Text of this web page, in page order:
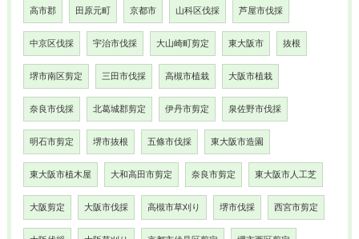
高市郡 田原元町 京都市 山科区伐採 芦屋市伐採
中京区伐採 宇治市伐採 大山崎町剪定 東大阪市 抜根
堺市南区剪定 三田市伐採 高槻市植栽 大阪市植栽
奈良市伐採 北葛城郡剪定 伊丹市剪定 泉佐野市伐採
明石市剪定 堺市抜根 五條市伐採 東大阪市造園
東大阪市植木屋 大和高田市剪定 奈良市剪定 東大阪市人工芝
大阪剪定 大阪市伐採 高槻市草刈り 堺市伐採 西宮市剪定